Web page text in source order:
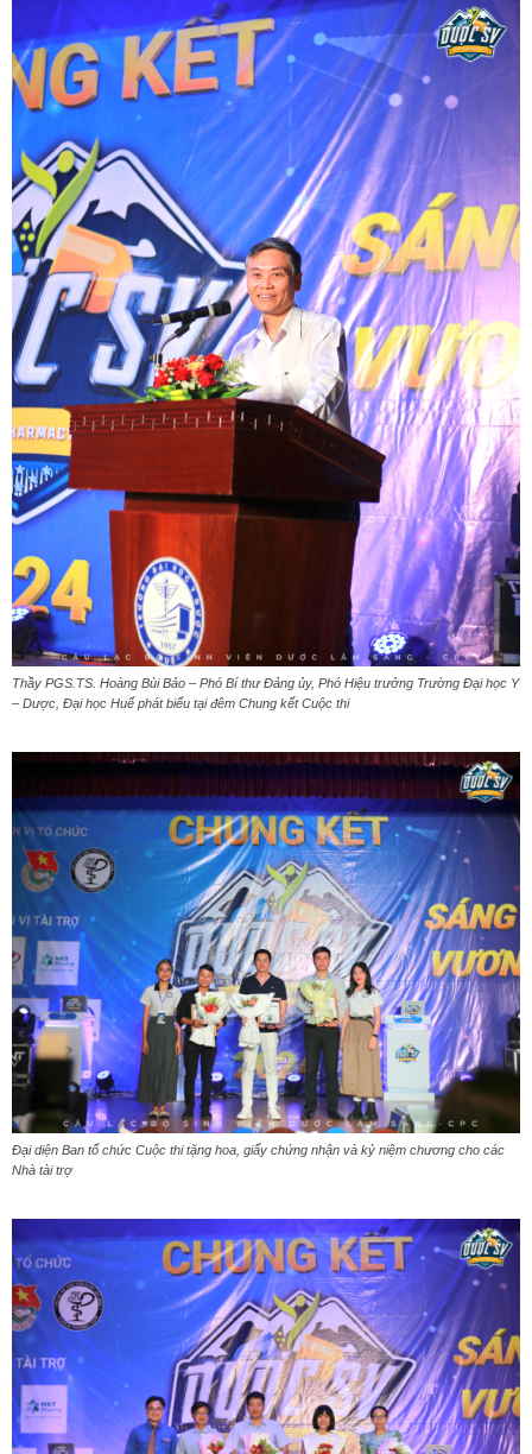
Thầy PGS.TS. Hoàng Bùi Bảo – Phó Bí thư Đảng ủy, Phó Hiệu trưởng Trường Đại học Y
– Dược, Đại học Huế phát biểu tại đêm Chung kết Cuộc thi
Đại diện Ban tổ chức Cuộc thi tặng hoa, giấy chứng nhận và kỷ niệm chương cho các
Nhà tài trợ